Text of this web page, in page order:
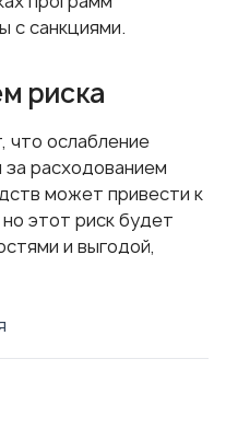
с санкциями.
риска
что ослабление
за расходованием
может привести к
этот риск будет
и выгодой,